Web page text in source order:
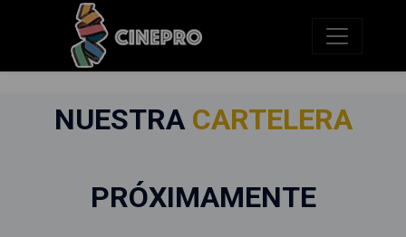
NUESTRA CARTELERA
PRÓXIMAMENTE